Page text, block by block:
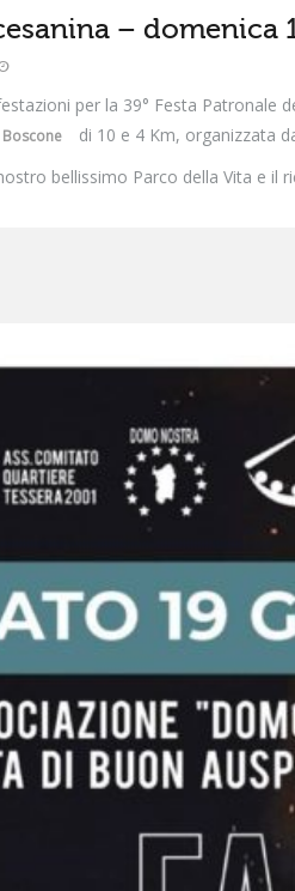
– domenica
per la 39° Festa
di 10 e 4 Km, organizzata
bellissimo Parco della Vita e il